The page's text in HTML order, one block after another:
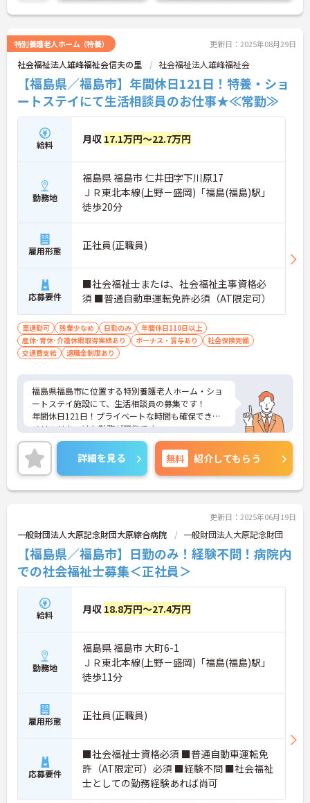
特別養護老人ホーム（特養） 更新日：2025年08月29日
社会福祉法人雄峰福祉会信夫の里 社会福祉法人雄峰福祉会
【福島県／福島市】年間休日121日！特養・ショ
ートステイにて生活相談員のお仕事★≪常勤≫
給料 月収 17.1万円～22.7万円
勤務地
福島県 福島市 仁井田字下川原17
ＪＲ東北本線(上野－盛岡)「福島(福島)駅」
徒歩20分
雇用形態 正社員(正職員)
応募要件
■社会福祉士または、社会福祉主事資格必
須 ■普通自動車運転免許必須（AT限定可）
車通勤可 残業少なめ 日勤のみ
年間休日110日以上
産休･育休･介護休暇取得実績あり
ボーナス・賞与あり
社会保険完備
交通費支給
退職金制度あり
福島県福島市に位置する特別養護老人ホーム・ショ
ートステイ施設にて、生活相談員の募集です！
年間休日121日！プライベートな時間も確保でき、
メリハリをつけた勤務が可能です。
賞与が2.9ヵ月分の支給実績がございますので、高い
モチベーションを保ってご就業頂けます♪
ご興味ある方には、面接対策ポイントなど、さらに
詳細をお話しいたしますのでお気軽にご相談くださ
い！
詳細を見る 無料 紹介してもらう
更新日：2025年06月19日
一般財団法人大原記念財団大原綜合病院 一般財団法人大原記念財団
【福島県／福島市】日勤のみ！経験不問！病院内
での社会福祉士募集＜正社員＞
給料 月収 18.8万円～27.4万円
勤務地
福島県 福島市 大町6-1
ＪＲ東北本線(上野－盛岡)「福島(福島)駅」
徒歩11分
雇用形態 正社員(正職員)
応募要件
■社会福祉士資格必須 ■普通自動車運転免
許（AT限定可）必須 ■経験不問 ■社会福祉
士としての勤務経験あれば尚可